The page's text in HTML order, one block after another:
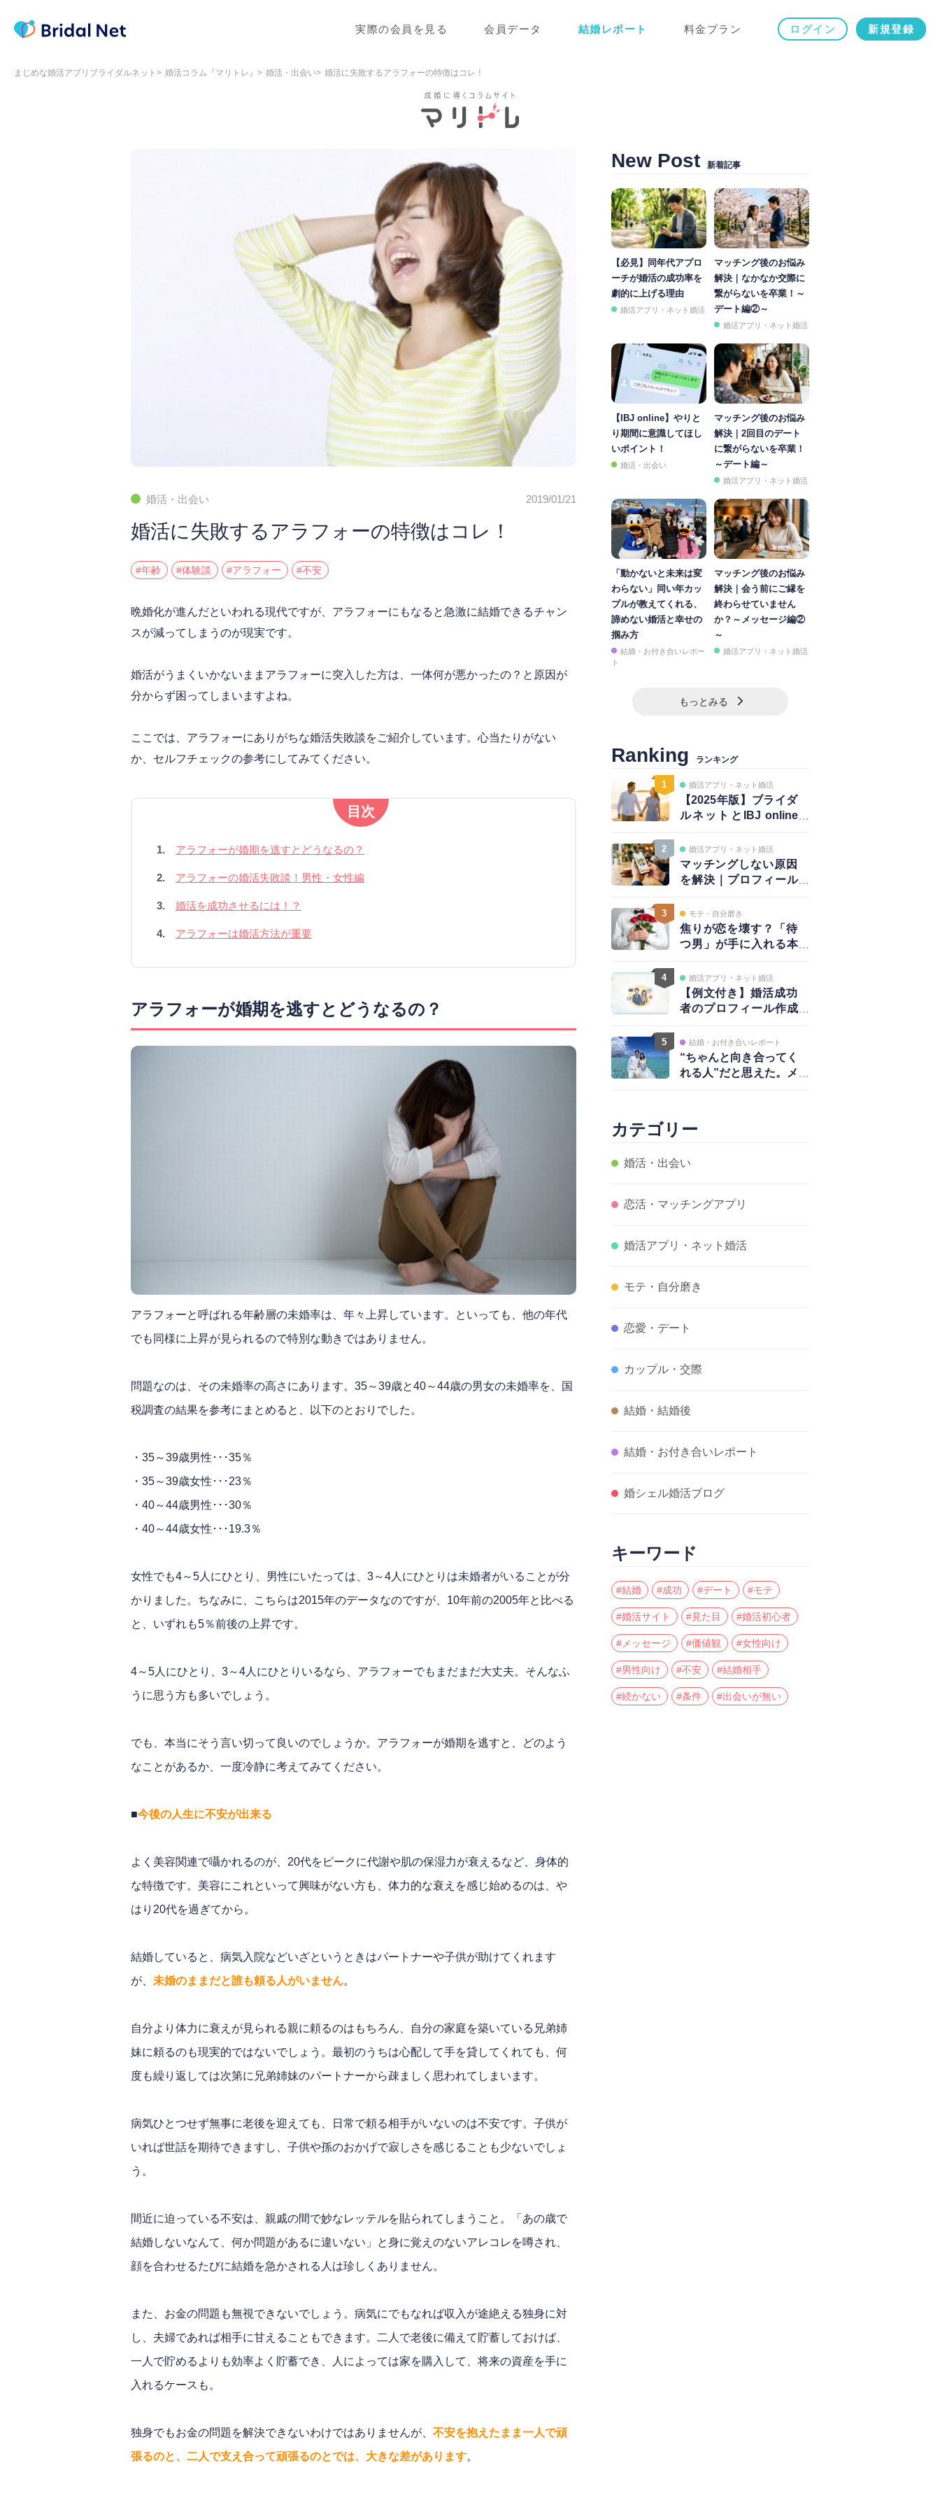
実際の会員を見る 会員データ 結婚レポート 料金プラン ログイン 新規登録
まじめな婚活アプリブライダルネット 婚活コラム『マリトレ』 婚活・出会い 婚活に失敗するアラフォーの特徴はコレ！
婚活・出会い 2019/01/21
婚活に失敗するアラフォーの特徴はコレ！
#年齢 #体験談 #アラフォー #不安
晩婚化が進んだといわれる現代ですが、アラフォーにもなると急激に結婚できるチャン
スが減ってしまうのが現実です。
婚活がうまくいかないままアラフォーに突入した方は、一体何が悪かったの？と原因が
分からず困ってしまいますよね。
ここでは、アラフォーにありがちな婚活失敗談をご紹介しています。心当たりがない
か、セルフチェックの参考にしてみてください。
目次
1. アラフォーが婚期を逃すとどうなるの？
2. アラフォーの婚活失敗談！男性・女性編
3. 婚活を成功させるには！？
4. アラフォーは婚活方法が重要
アラフォーが婚期を逃すとどうなるの？
アラフォーと呼ばれる年齢層の未婚率は、年々上昇しています。といっても、他の年代
でも同様に上昇が見られるので特別な動きではありません。
問題なのは、その未婚率の高さにあります。35～39歳と40～44歳の男女の未婚率を、国
税調査の結果を参考にまとめると、以下のとおりでした。
・35～39歳男性･･･35％
・35～39歳女性･･･23％
・40～44歳男性･･･30％
・40～44歳女性･･･19.3％
女性でも4～5人にひとり、男性にいたっては、3～4人にひとりは未婚者がいることが分
かりました。ちなみに、こちらは2015年のデータなのですが、10年前の2005年と比べる
と、いずれも5％前後の上昇です。
4～5人にひとり、3～4人にひとりいるなら、アラフォーでもまだまだ大丈夫。そんなふ
うに思う方も多いでしょう。
でも、本当にそう言い切って良いのでしょうか。アラフォーが婚期を逃すと、どのよう
なことがあるか、一度冷静に考えてみてください。
■今後の人生に不安が出来る
よく美容関連で囁かれるのが、20代をピークに代謝や肌の保湿力が衰えるなど、身体的
な特徴です。美容にこれといって興味がない方も、体力的な衰えを感じ始めるのは、や
はり20代を過ぎてから。
結婚していると、病気入院などいざというときはパートナーや子供が助けてくれます
が、 未婚のままだと誰も頼る人がいません。
自分より体力に衰えが見られる親に頼るのはもちろん、自分の家庭を築いている兄弟姉
妹に頼るのも現実的ではないでしょう。最初のうちは心配して手を貸してくれても、何
度も繰り返しては次第に兄弟姉妹のパートナーから疎ましく思われてしまいます。
病気ひとつせず無事に老後を迎えても、日常で頼る相手がいないのは不安です。子供が
いれば世話を期待できますし、子供や孫のおかげで寂しさを感じることも少ないでしょ
う。
間近に迫っている不安は、親戚の間で妙なレッテルを貼られてしまうこと。「あの歳で
結婚しないなんて、何か問題があるに違いない」と身に覚えのないアレコレを噂され、
顔を合わせるたびに結婚を急かされる人は珍しくありません。
また、お金の問題も無視できないでしょう。病気にでもなれば収入が途絶える独身に対
し、夫婦であれば相手に甘えることもできます。二人で老後に備えて貯蓄しておけば、
一人で貯めるよりも効率よく貯蓄でき、人によっては家を購入して、将来の資産を手に
入れるケースも。
独身でもお金の問題を解決できないわけではありませんが、 不安を抱えたまま一人で頑
張るのと、二人で支え合って頑張るのとでは、大きな差があります。
New Post 新着記事
【必見】同年代アプロ
ーチが婚活の成功率を
劇的に上げる理由
婚活アプリ・ネット婚活
マッチング後のお悩み
解決｜なかなか交際に
繋がらないを卒業！～
デート編②～
婚活アプリ・ネット婚活
【IBJ online】やりと
り期間に意識してほし
いポイント！
婚活・出会い
マッチング後のお悩み
解決｜2回目のデート
に繋がらないを卒業！
～デート編～
婚活アプリ・ネット婚活
「動かないと未来は変
わらない」同い年カッ
プルが教えてくれる、
諦めない婚活と幸せの
掴み方
結婚・お付き合いレポー
ト
マッチング後のお悩み
解決｜会う前にご縁を
終わらせていません
か？～メッセージ編②
～
婚活アプリ・ネット婚活
もっとみる
Ranking ランキング
1 婚活アプリ・ネット婚活
【2025年版】ブライダ
ルネットとIBJ online
い方と注意点
2 婚活アプリ・ネット婚活
マッチングしない原因
を解決｜プロフィール
編～
3 モテ・自分磨き
焦りが恋を壊す？「待
つ男」が手に入れる本
自信
4 婚活アプリ・ネット婚活
【例文付き】婚活成功
者のプロフィール作成
アプローチ戦略まで完
全ガイド
5 結婚・お付き合いレポート
“ちゃんと向き合ってく
れる人”だと思えた。メ
カテゴリー
婚活・出会い
恋活・マッチングアプリ
婚活アプリ・ネット婚活
モテ・自分磨き
恋愛・デート
カップル・交際
結婚・結婚後
結婚・お付き合いレポート
婚シェル婚活ブログ
キーワード
#結婚 #成功 #デート #モテ
#婚活サイト #見た目 #婚活初心者
#メッセージ #価値観 #女性向け
#男性向け #不安 #結婚相手
#続かない #条件 #出会いが無い